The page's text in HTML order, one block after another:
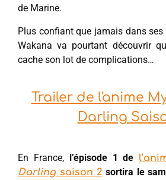
de Marine.
Plus confiant que jamais dans ses
Wakana va pourtant découvrir
cache son lot de complications…
Trailer de l'anime
Darling
En France, l’épisode 1 de
Darling saison 2 sortira le